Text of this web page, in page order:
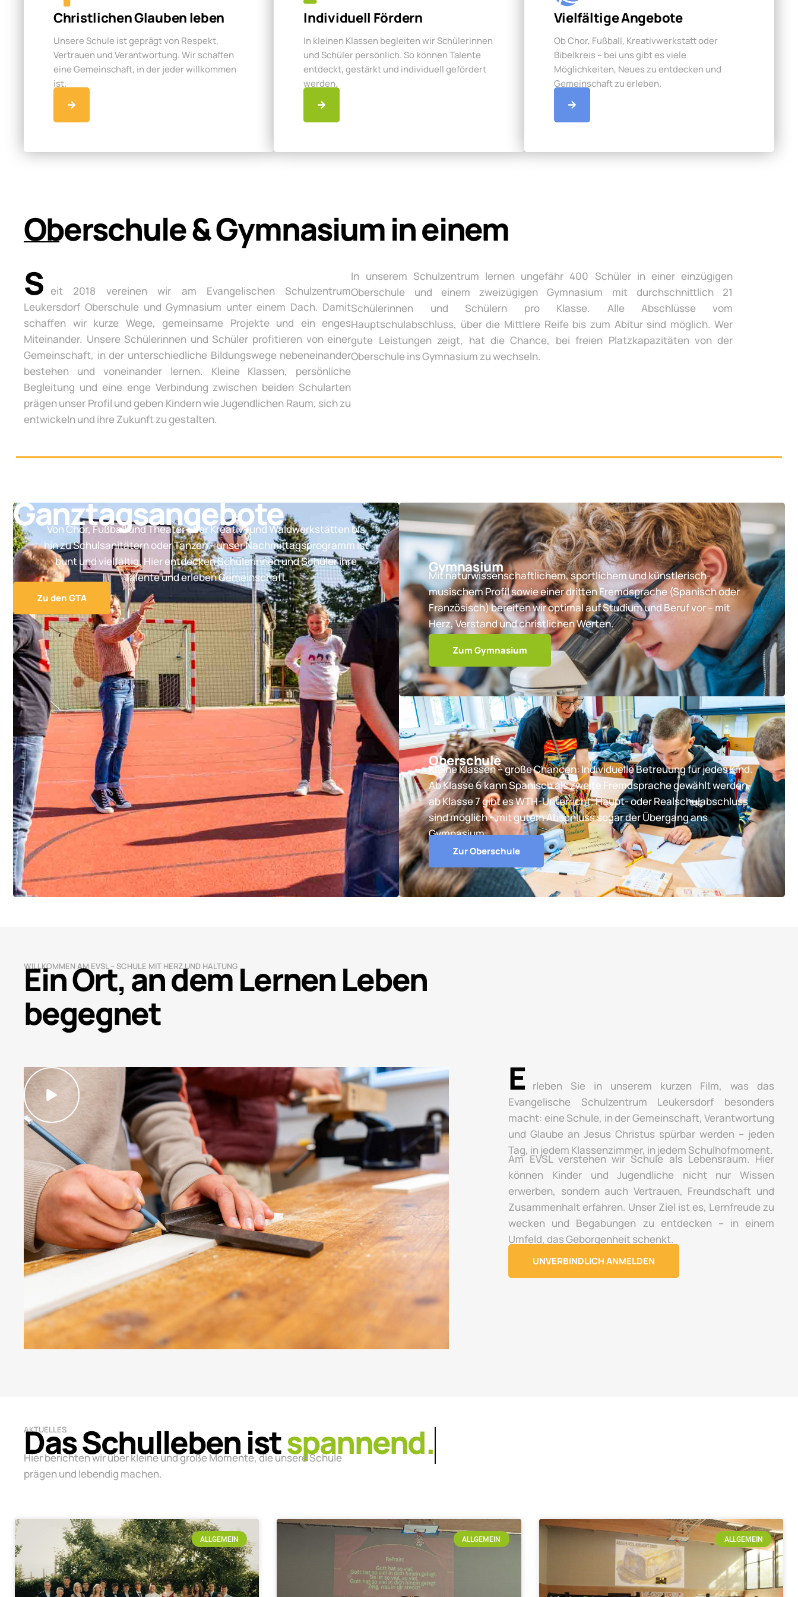
Christlichen Glauben leben
Unsere Schule ist geprägt von Respekt,
Vertrauen und Verantwortung. Wir schaffen
eine Gemeinschaft, in der jeder willkommen
ist.
Individuell Fördern
In kleinen Klassen begleiten wir Schülerinnen
und Schüler persönlich. So können Talente
entdeckt, gestärkt und individuell gefördert
werden.
Vielfältige Angebote
Ob Chor, Fußball, Kreativwerkstatt oder
Bibelkreis – bei uns gibt es viele
Möglichkeiten, Neues zu entdecken und
Gemeinschaft zu erleben.
Oberschule & Gymnasium in einem
S eit 2018 vereinen wir am Evangelischen Schulzentrum
Leukersdorf Oberschule und Gymnasium unter einem Dach. Damit
schaffen wir kurze Wege, gemeinsame Projekte und ein enges
Miteinander. Unsere Schülerinnen und Schüler profitieren von einer
Gemeinschaft, in der unterschiedliche Bildungswege nebeneinander
bestehen und voneinander lernen. Kleine Klassen, persönliche
Begleitung und eine enge Verbindung zwischen beiden Schularten
prägen unser Profil und geben Kindern wie Jugendlichen Raum, sich zu
entwickeln und ihre Zukunft zu gestalten.
In unserem Schulzentrum lernen ungefähr 400 Schüler in einer einzügigen
Oberschule und einem zweizügigen Gymnasium mit durchschnittlich 21
Schülerinnen und Schülern pro Klasse. Alle Abschlüsse vom
Hauptschulabschluss, über die Mittlere Reife bis zum Abitur sind möglich. Wer
gute Leistungen zeigt, hat die Chance, bei freien Platzkapazitäten von der
Oberschule ins Gymnasium zu wechseln.
Ganztagsangebote
Von Chor, Fußball und Theater über Kreativ- und Waldwerkstätten bis
hin zu Schulsanitätern oder Tanzen – unser Nachmittagsprogramm ist
bunt und vielfältig. Hier entdecken Schülerinnen und Schüler ihre
Talente und erleben Gemeinschaft.
Zu den GTA
Gymnasium
Mit naturwissenschaftlichem, sportlichem und künstlerisch-
musischem Profil sowie einer dritten Fremdsprache (Spanisch oder
Französisch) bereiten wir optimal auf Studium und Beruf vor – mit
Herz, Verstand und christlichen Werten.
Zum Gymnasium
Oberschule
Kleine Klassen – große Chancen: Individuelle Betreuung für jedes Kind.
Ab Klasse 6 kann Spanisch als zweite Fremdsprache gewählt werden,
ab Klasse 7 gibt es WTH-Unterricht. Haupt- oder Realschulabschluss
sind möglich – mit gutem Abschluss sogar der Übergang ans
Gymnasium.
Zur Oberschule
WILLKOMMEN AM EVSL – SCHULE MIT HERZ UND HALTUNG
Ein Ort, an dem Lernen Leben
begegnet
E
rleben Sie in unserem kurzen Film, was das
Evangelische Schulzentrum Leukersdorf besonders
macht: eine Schule, in der Gemeinschaft, Verantwortung
und Glaube an Jesus Christus spürbar werden – jeden
Tag, in jedem Klassenzimmer, in jedem Schulhofmoment.
Am EVSL verstehen wir Schule als Lebensraum. Hier
können Kinder und Jugendliche nicht nur Wissen
erwerben, sondern auch Vertrauen, Freundschaft und
Zusammenhalt erfahren. Unser Ziel ist es, Lernfreude zu
wecken und Begabungen zu entdecken – in einem
Umfeld, das Geborgenheit schenkt.
UNVERBINDLICH ANMELDEN
AKTUELLES
Das Schulleben istlebendig.
Hier berichten wir über kleine und große Momente, die unsere Schule
prägen und lebendig machen.
ALLGEMEIN ALLGEMEIN ALLGEMEIN